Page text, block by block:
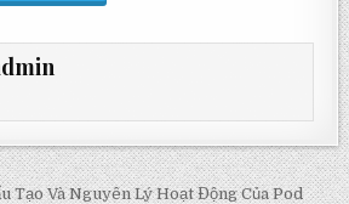
Tạo Và Nguyên Lý Hoạt Động Của Pod